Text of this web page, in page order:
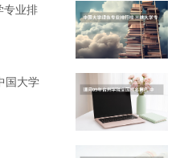
专业排
国大学